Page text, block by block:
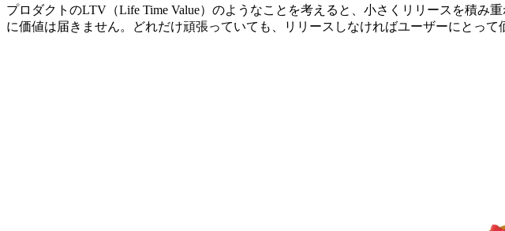
プロダクトのLTV（Life Time Value）のようなことを考えると、小さくリリースを積
に価値は届きません。どれだけ頑張っていても、リリースしなければユーザーにとって